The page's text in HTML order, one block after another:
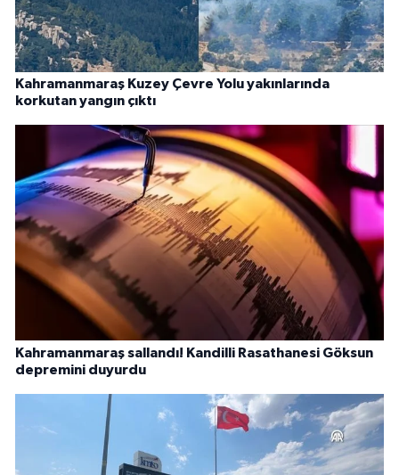
Kahramanmaraş Kuzey Çevre Yolu yakınlarında
korkutan yangın çıktı
Kahramanmaraş sallandı! Kandilli Rasathanesi Göksun
depremini duyurdu